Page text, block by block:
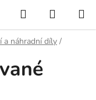
Hledat
KOŠÍK
a náhradní díly /